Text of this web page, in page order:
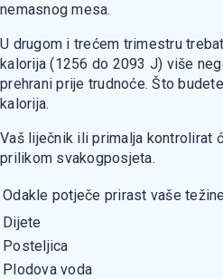
nemasnog mesa.
U drugom i trećem trimestru
kalorija (1256 do 2093 J) više
prehrani prije trudnoće. Što
kalorija.
Vaš liječnik ili primalja kontrolirat
prilikom svakogposjeta.
Odakle potječe prirast vaše težine
Dijete
Posteljica
Plodova voda